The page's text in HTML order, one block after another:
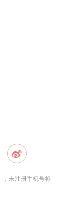
，未注册手机号将